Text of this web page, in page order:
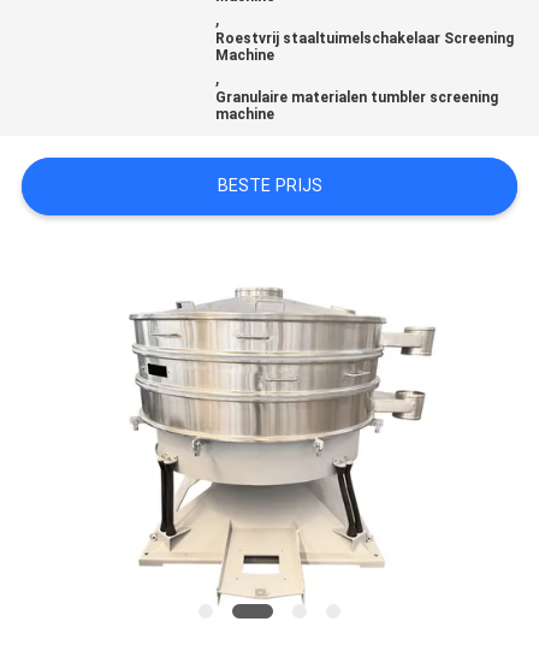
PRIVACYBELEID
,
Roestvrij staaltuimelschakelaar Screening
Machine
,
Granulaire materialen tumbler screening
machine
BESTE PRIJS